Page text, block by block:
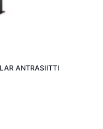
ANTRASIITTI